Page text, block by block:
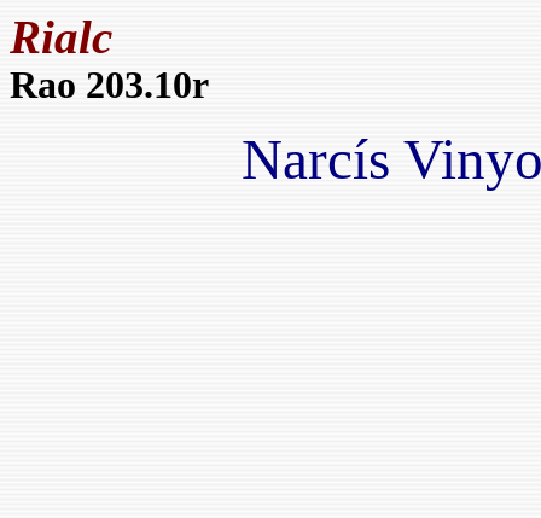
Rialc
Rao 203.10r
Narcís